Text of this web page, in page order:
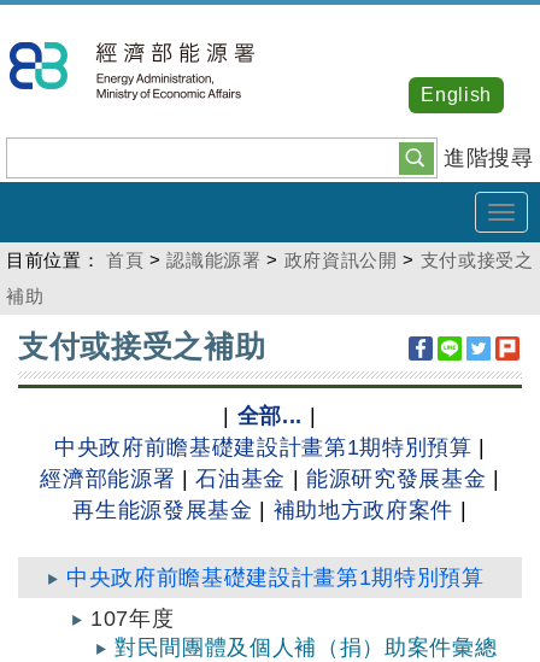
到
主
內
容
進階搜尋
English
目前位置： 首頁 >認識能源署 > 政府資訊公開 > 支付或接受之
補助
:::
支付或接受之補助
全部...
中央政府前瞻基礎建設計畫第1期特別預算
經濟部能源署 |石油基金 能源研究發展基金
再生能源發展基金
補助地方政府案件
中央政府前瞻基礎建設計畫第1期特別預算
107年度
對民間團體及個人補（捐）助案件彙總